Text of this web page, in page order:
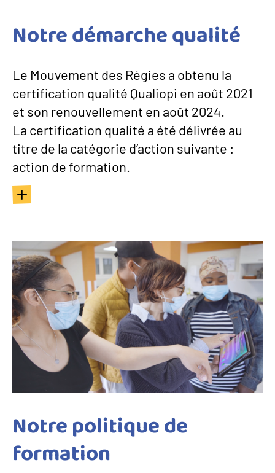
Notre démarche qualité
Le Mouvement des Régies a obtenu la
certification qualité Qualiopi en août 2021
et son renouvellement en août 2024.
La certification qualité a été délivrée au
titre de la catégorie d’action suivante :
action de formation.
Notre politique de
formation